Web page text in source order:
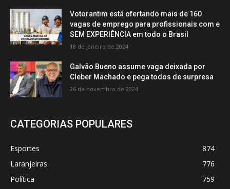
Votorantim está ofertando mais de 160
vagas de emprego para profissionais com e
SEM EXPERIÊNCIA em todo o Brasil
18 de janeiro de 2024
Galvão Bueno assume vaga deixada por
Cleber Machado e pega todos de surpresa
26 de novembro de 2024
CATEGORIAS POPULARES
Esportes
874
Laranjeiras
776
Política
759